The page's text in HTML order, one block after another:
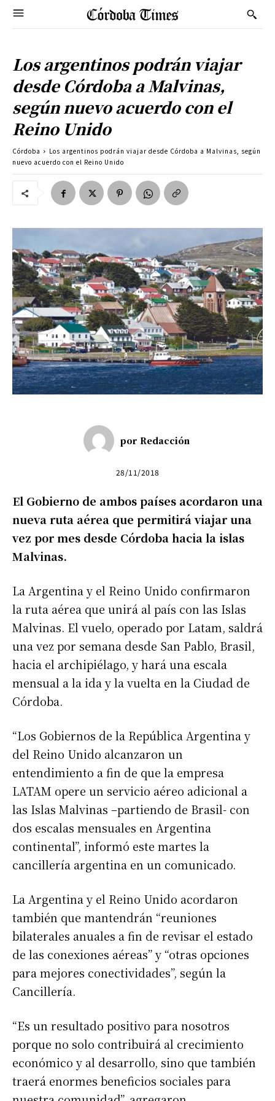
Los argentinos podrán viajar
desde Córdoba a Malvinas,
según nuevo acuerdo con el
Reino Unido
Córdoba
Los argentinos podrán viajar desde Córdoba a Malvinas, según
nuevo acuerdo con el Reino Unido
por Redacción
28/11/2018
El Gobierno de ambos países acordaron una
nueva ruta aérea que permitirá viajar una
vez por mes desde Córdoba hacia la islas
Malvinas.
La Argentina y el Reino Unido confirmaron
la ruta aérea que unirá al país con las Islas
Malvinas. El vuelo, operado por Latam, saldrá
una vez por semana desde San Pablo, Brasil,
hacia el archipiélago, y hará una escala
mensual a la ida y la vuelta en la Ciudad de
Córdoba.
“Los Gobiernos de la República Argentina y
del Reino Unido alcanzaron un
entendimiento a fin de que la empresa
LATAM opere un servicio aéreo adicional a
las Islas Malvinas –partiendo de Brasil- con
dos escalas mensuales en Argentina
continental”, informó este martes la
cancillería argentina en un comunicado.
La Argentina y el Reino Unido acordaron
también que mantendrán “reuniones
bilaterales anuales a fin de revisar el estado
de las conexiones aéreas” y “otras opciones
para mejores conectividades”, según la
Cancillería.
“Es un resultado positivo para nosotros
porque no solo contribuirá al crecimiento
económico y al desarrollo, sino que también
traerá enormes beneficios sociales para